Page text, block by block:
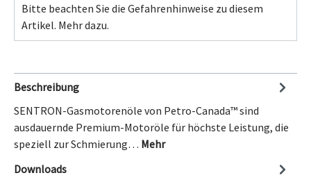
Bitte beachten Sie die Gefahrenhinweise zu diesem
Artikel. Mehr dazu.
Beschreibung
SENTRON-Gasmotorenöle von Petro-Canada™ sind
ausdauernde Premium-Motoröle für höchste Leistung, die
speziell zur Schmierung… Mehr
Downloads